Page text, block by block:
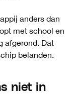
anders dan
met school en
afgerond. Dat
belanden.
niet in